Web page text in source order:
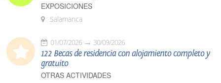
EXPOSICIONES
Salamanca
01/07/2026 30/09/2026
122 Becas de residencia con alojamiento completo y
gratuito
OTRAS ACTIVIDADES